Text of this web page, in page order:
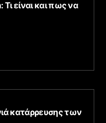
είναι και πως να
κατάρρευσης των